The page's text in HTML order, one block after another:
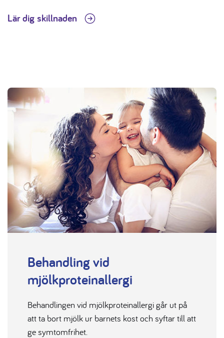
Lär dig skillnaden
Behandling vid
mjölkproteinallergi
Behandlingen vid mjölkproteinallergi går ut på
att ta bort mjölk ur barnets kost och syftar till att
ge symtomfrihet.